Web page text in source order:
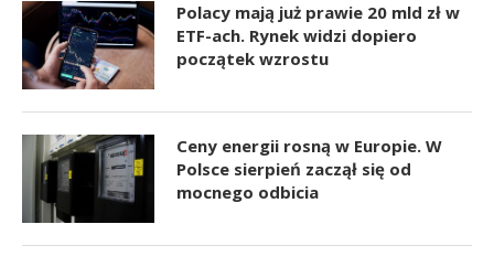
Polacy mają już prawie 20 mld zł w
ETF-ach. Rynek widzi dopiero
początek wzrostu
Ceny energii rosną w Europie. W
Polsce sierpień zaczął się od
mocnego odbicia